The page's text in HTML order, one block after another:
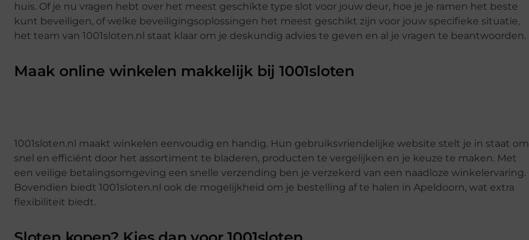
huis. Of je nu vragen hebt over het meest geschikte type slot voor jouw deur, hoe je je ramen het beste
kunt beveiligen, of welke beveiligingsoplossingen het meest geschikt zijn voor jouw specifieke situatie,
het team van 1001sloten.nl staat klaar om je deskundig advies te geven en al je vragen te beantwoorden.
Maak online winkelen makkelijk bij 1001sloten
1001sloten.nl maakt winkelen eenvoudig en handig. Hun gebruiksvriendelijke website stelt je in staat om
snel en efficiënt door het assortiment te bladeren, producten te vergelijken en je keuze te maken. Met
een veilige betalingsomgeving een snelle verzending ben je verzekerd van een naadloze winkelervaring.
Bovendien biedt 1001sloten.nl ook de mogelijkheid om je bestelling af te halen in Apeldoorn, wat extra
flexibiliteit biedt.